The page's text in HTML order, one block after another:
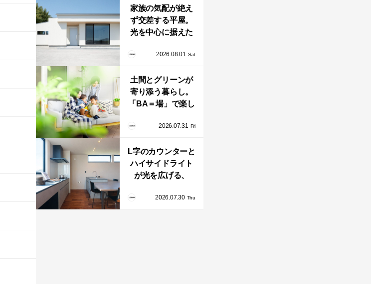
売開始
家族の気配が絶え
ず交差する平屋。
光を中心に据えた
杜」
2026.08.01 Sat
土間とグリーンが
寄り添う暮らし。
「BA＝場」で楽し
な庭「casa
ーゴ）」
2026.07.31 Fri
L字のカウンターと
ハイサイドライト
が光を広げる、
階LDKとインテリ
2026.07.30 Thu